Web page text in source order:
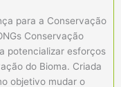
para a Conservação
Conservação
potencializar esforços
do Bioma. Criada
objetivo mudar o